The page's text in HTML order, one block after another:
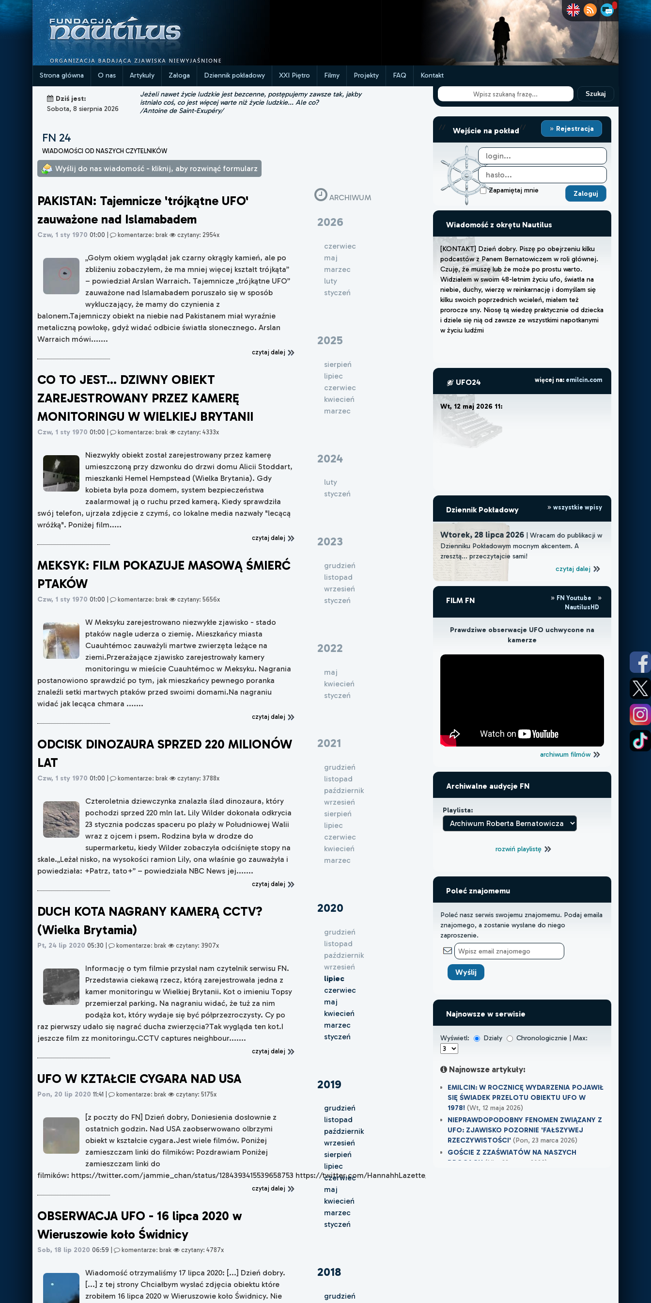
Strona główna O nas Artykuły Załoga Dziennik pokładowy XXI Piętro Filmy Projekty FAQ Kontakt
Dziś jest:
Sobota, 8 sierpnia 2026
Jeżeli nawet życie ludzkie jest bezcenne, postępujemy zawsze tak, jakby
istniało coś, co jest więcej warte niż życie ludzkie... Ale co?
/Antoine de Saint-Exupéry/
FN 24
WIADOMOŚCI OD NASZYCH CZYTELNIKÓW
Wyślij do nas wiadomość - kliknij, aby rozwinąć formularz
PAKISTAN: Tajemnicze 'trójkątne UFO'
zauważone nad Islamabadem
Czw, 1 sty 1970 01:00 | komentarze: brak czytany: 2954x
„Gołym okiem wyglądał jak czarny okrągły kamień, ale po
zbliżeniu zobaczyłem, że ma mniej więcej kształt trójkąta”
– powiedział Arslan Warraich. Tajemnicze „trójkątne UFO”
zauważone nad Islamabadem poruszało się w sposób
wykluczający, że mamy do czynienia z
balonem.Tajemniczy obiekt na niebie nad Pakistanem miał wyraźnie
metaliczną powłokę, gdyż widać odbicie światła słonecznego. Arslan
Warraich mówi.......
czytaj dalej
CO TO JEST... DZIWNY OBIEKT
ZAREJESTROWANY PRZEZ KAMERĘ
MONITORINGU W WIELKIEJ BRYTANII
Czw, 1 sty 1970 01:00 | komentarze: brak czytany: 4333x
Niezwykły obiekt został zarejestrowany przez kamerę
umieszczoną przy dzwonku do drzwi domu Alicii Stoddart,
mieszkanki Hemel Hempstead (Wielka Brytania). Gdy
kobieta była poza domem, system bezpieczeństwa
zaalarmował ją o ruchu przed kamerą. Kiedy sprawdziła
swój telefon, ujrzała zdjęcie z czymś, co lokalne media nazwały "lecącą
wróżką". Poniżej film.....
czytaj dalej
MEKSYK: FILM POKAZUJE MASOWĄ ŚMIERĆ
PTAKÓW
Czw, 1 sty 1970 01:00 | komentarze: brak czytany: 5656x
W Meksyku zarejestrowano niezwykłe zjawisko - stado
ptaków nagle uderza o ziemię. Mieszkańcy miasta
Cuauhtémoc zauważyli martwe zwierzęta leżące na
ziemi.Przerażające zjawisko zarejestrowały kamery
monitoringu w mieście Cuauhtémoc w Meksyku. Nagrania
postanowiono sprawdzić po tym, jak mieszkańcy pewnego poranka
znaleźli setki martwych ptaków przed swoimi domami.Na nagraniu
widać jak lecąca chmara .......
czytaj dalej
ODCISK DINOZAURA SPRZED 220 MILIONÓW
LAT
Czw, 1 sty 1970 01:00 | komentarze: brak czytany: 3788x
Czteroletnia dziewczynka znalazła ślad dinozaura, który
pochodzi sprzed 220 mln lat. Lily Wilder dokonała odkrycia
23 stycznia podczas spaceru po plaży w Południowej Walii
wraz z ojcem i psem. Rodzina była w drodze do
supermarketu, kiedy Wilder zobaczyła odciśnięte stopy na
skale.„Leżał nisko, na wysokości ramion Lily, ona właśnie go zauważyła i
powiedziała: +Patrz, tato+” – powiedziała NBC News jej.......
czytaj dalej
DUCH KOTA NAGRANY KAMERĄ CCTV?
(Wielka Brytamia)
Pt, 24 lip 2020 05:30 | komentarze: brak czytany: 3907x
Informację o tym filmie przysłał nam czytelnik serwisu FN.
Przedstawia ciekawą rzecz, którą zarejestrowała jedna z
kamer monitoringu w Wielkiej Brytanii. Kot o imieniu Topsy
przemierzał parking. Na nagraniu widać, że tuż za nim
podąża kot, który wydaje się być półprzezroczysty. Cy po
raz pierwszy udało się nagrać ducha zwierzęcia?Tak wygląda ten kot.I
jeszcze film zz monitoringu.CCTV captures neighbour.......
czytaj dalej
UFO W KZTAŁCIE CYGARA NAD USA
Pon, 20 lip 2020 11:41 | komentarze: brak czytany: 5175x
[z poczty do FN] Dzień dobry, Doniesienia dosłownie z
ostatnich godzin. Nad USA zaobserwowano olbrzymi
obiekt w kształcie cygara.Jest wiele filmów. Poniżej
zamieszczam linki do filmików: Pozdrawiam Poniżej
zamieszczam linki do
filmików: https://twitter.com/jammie_chan/status/1284393415539658753 https://twitter.com/HannahhLazette/status/1284385164051832832https://twitter.com/jammie_chan/
czytaj dalej
OBSERWACJA UFO - 16 lipca 2020 w
Wieruszowie koło Świdnicy
Sob, 18 lip 2020 06:59 | komentarze: brak czytany: 4787x
Wiadomość otrzymaliśmy 17 lipca 2020: [...] Dzień dobry.
[...] z tej strony Chciałbym wysłać zdjęcia obiektu które
zrobiłem 16 lipca 2020 w Wieruszowie koło Świdnicy. Nie
ARCHIWUM
2026
czerwiec
maj
marzec
luty
styczeń
2025
sierpień
lipiec
czerwiec
kwiecień
marzec
2024
luty
styczeń
2023
grudzień
listopad
wrzesień
styczeń
2022
maj
kwiecień
styczeń
2021
grudzień
listopad
październik
wrzesień
sierpień
lipiec
czerwiec
kwiecień
marzec
2020
grudzień
listopad
październik
wrzesień
lipiec
czerwiec
maj
kwiecień
marzec
styczeń
2019
grudzień
listopad
październik
wrzesień
sierpień
lipiec
czerwiec
maj
kwiecień
marzec
styczeń
2018
grudzień
Szukaj
// Wejście na pokład// Rejestracja
Zapamiętaj mnie
Wiadomość z okrętu Nautilus
[KONTAKT] Dzień dobry. Piszę po obejrzeniu kilku
podcastów z Panem Bernatowiczem w roli głównej.
Czuję, że muszę lub że może po prostu warto.
Widziałem w swoim 48-letnim życiu ufo, światła na
niebie, duchy, wierzę w reinkarnację i domyślam się
kilku swoich poprzednich wcieleń, miałem też
prorocze sny. Niosę tą wiedzę praktycznie od dziecka
i dziele się nią od zawsze ze wszystkimi napotkanymi
w życiu ludźmi
UFO24 więcej na: emilcin.com
Wt, 12 maj 2026 11:26
Dziennik Pokładowy wszystkie wpisy
Wtorek, 28 lipca 2026| Wracam do publikacji w
Dzienniku Pokładowym mocnym akcentem. A
zresztą... przeczytajcie sami!
czytaj dalej
FILM FN
FN Youtube
NautilusHD
Prawdziwe obserwacje UFO uchwycone na
kamerze
archiwum filmów
Archiwalne audycje FN
Playlista:
rozwiń playlistę
Poleć znajomemu
Poleć nasz serwis swojemu znajomemu. Podaj emaila
znajomego, a zostanie wysłane do niego
zaproszenie.
Najnowsze w serwisie
Wyświetl: Działy Chronologicznie | Max:
Najnowsze artykuły:
EMILCIN: W ROCZNICĘ WYDARZENIA POJAWIŁ
SIĘ ŚWIADEK PRZELOTU OBIEKTU UFO W
1978!(Wt, 12 maja 2026)
NIEPRAWDOPODOBNY FENOMEN ZWIĄZANY Z
UFO: ZJAWISKO POZORNIE 'FAŁSZYWEJ
RZECZYWISTOŚCI'(Pon, 23 marca 2026)
GOŚCIE Z ZZAŚWIATÓW NA NASZYCH
DROGACH (Nie, 22 marca 2026)